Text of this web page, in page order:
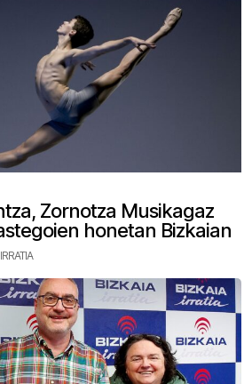
Zornotza Musikagaz
honetan Bizkaian